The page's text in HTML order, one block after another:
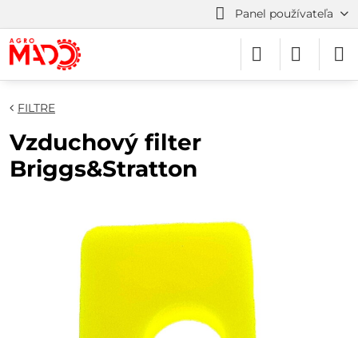
Panel používateľa
FILTRE
Vzduchový filter
Briggs&Stratton